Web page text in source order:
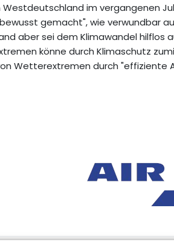
im vergangenen
gemacht", wie verwundbar
aber sei dem Klimawandel hilflos
könne durch Klimaschutz
Wetterextremen durch "effiziente